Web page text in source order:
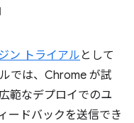
ン トライアル として
では、Chrome が試
範なデプロイでのユ
ードバックを送信でき